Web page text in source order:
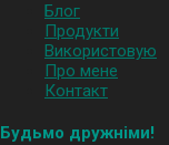
Блог
Продукти
Використовую
Про мене
Контакт
Будьмо дружніми!